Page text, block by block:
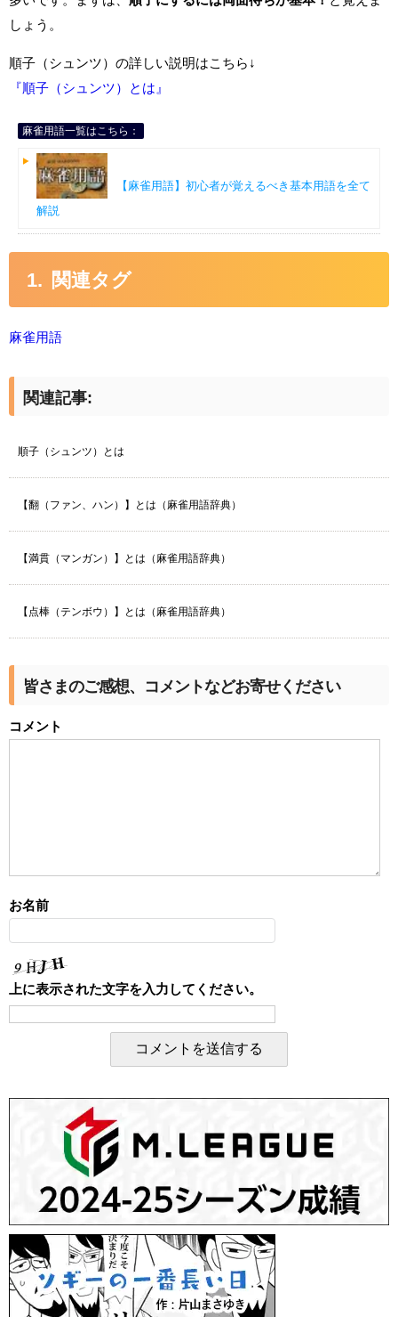
しょう。
順子（シュンツ）の詳しい説明はこちら↓
『順子（シュンツ）とは』
麻雀用語一覧はこちら：
【麻雀用語】初心者が覚えるべき基本用語を全て
解説
関連タグ
麻雀用語
関連記事:
順子（シュンツ）とは
【翻（ファン、ハン）】とは（麻雀用語辞典）
【満貫（マンガン）】とは（麻雀用語辞典）
【点棒（テンボウ）】とは（麻雀用語辞典）
皆さまのご感想、コメントなどお寄せください
コメント
お名前
上に表示された文字を入力してください。